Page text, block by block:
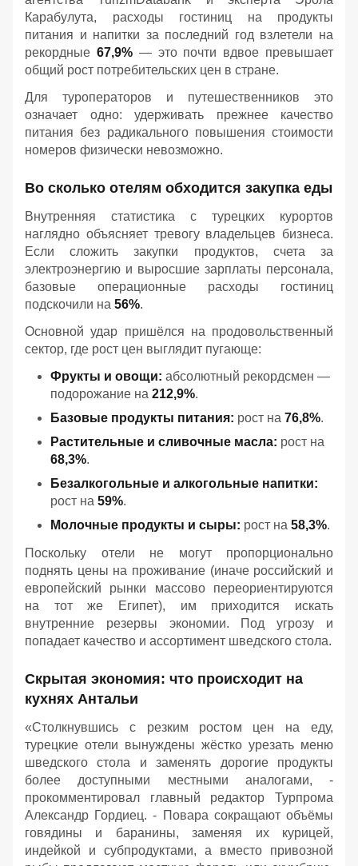
Карабулута, расходы гостиниц на продукты
питания и напитки за последний год взлетели на
рекордные 67,9%— это почти вдвое превышает
общий рост потребительских цен в стране.
Для туроператоров и путешественников это
означает одно: удерживать прежнее качество
питания без радикального повышения стоимости
номеров физически невозможно.
Во сколько отелям обходится закупка еды
Внутренняя статистика с турецких курортов
наглядно объясняет тревогу владельцев бизнеса.
Если сложить закупки продуктов, счета за
электроэнергию и выросшие зарплаты персонала,
базовые операционные расходы гостиниц
подскочили на 56%.
Основной удар пришёлся на продовольственный
сектор, где рост цен выглядит пугающе:
Фрукты и овощи: абсолютный рекордсмен —
подорожание на 212,9%.
Базовые продукты питания: рост на 76,8%.
Растительные и сливочные масла: рост на
68,3%.
Безалкогольные и алкогольные напитки:
рост на 59%.
Молочные продукты и сыры: рост на 58,3%.
Поскольку отели не могут пропорционально
поднять цены на проживание (иначе российский и
европейский рынки массово переориентируются
на тот же Египет), им приходится искать
внутренние резервы экономии. Под угрозу и
попадает качество и ассортимент шведского стола.
Скрытая экономия: что происходит на
кухнях Антальи
«Столкнувшись с резким ростом цен на еду,
турецкие отели вынуждены жёстко урезать меню
шведского стола и заменять дорогие продукты
более доступными местными аналогами, -
прокомментировал главный редактор Турпрома
Александр Гордиец. - Повара сокращают объёмы
говядины и баранины, заменяя их курицей,
индейкой и субпродуктами, а вместо привозной